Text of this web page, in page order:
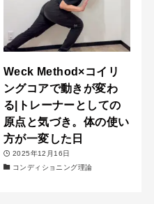
Weck Method×コイリ
ングコアで動きが変わ
る|トレーナーとしての
原点と気づき。体の使い
方が一変した日
2025年12月16日
コンディショニング理論